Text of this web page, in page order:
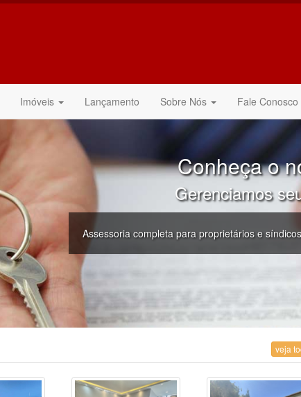
Imóveis Lançamento Sobre Nós Fale Conosco
Conheça o
Gerenciamos
Assessoria completa para proprietários e
veja